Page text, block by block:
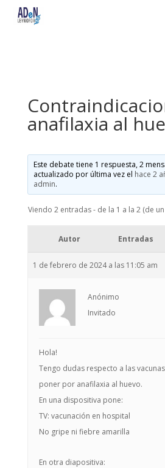
anafilaxia al
Este debate tiene 1 respuesta, 2
actualizado por última vez el hace 2
admin.
Viendo 2 entradas - de la 1 a la 2 (de
Autor Entradas
1 de febrero de 2024 a las 11:05 am
Anónimo
Invitado
Hola!
Tengo dudas respecto a las
poner por anafilaxia al huevo.
En una dispositiva pone:
TV: vacunación en hospital
No gripe ni fiebre amarilla
En otra diapositiva: